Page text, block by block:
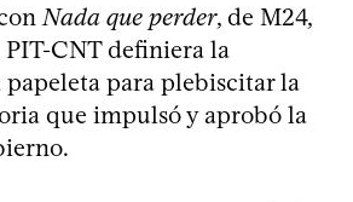
Nada que perder, de M24,
CNT definiera la
para plebiscitar la
que impulsó y aprobó la